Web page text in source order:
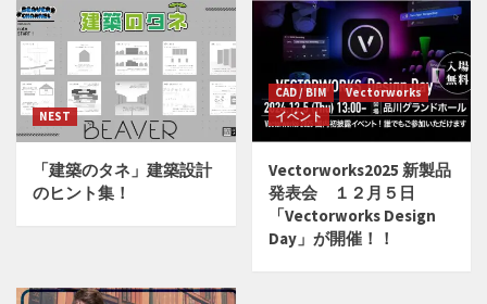
NEST
「建築のタネ」建築設計
のヒント集！
CAD / BIM
Vectorworks
イベント
Vectorworks2025 新製品
発表会 １２月５日
「Vectorworks Design
Day」が開催！！